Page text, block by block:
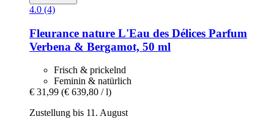
4.0 (4)
Fleurance nature L'Eau des Délices Parfum
Verbena & Bergamot, 50 ml
Frisch & prickelnd
Feminin & natürlich
€ 31,99 (€ 639,80 / l)
Zustellung bis 11. August